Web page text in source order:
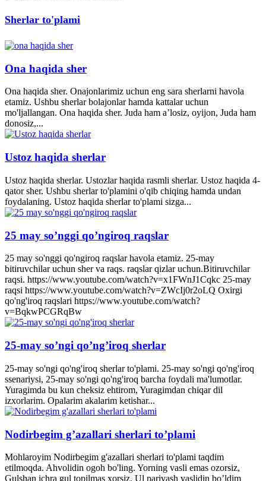
Sherlar to'plami
Ona haqida sher
Ona haqida sher. Onajonlarimiz uchun eng sara sherlarni havola
etamiz. Ushbu sherlar bolajonlar hamda kattalar uchun
mo'ljallangan. Ona haqida sher. Juda ham a’losiz, oyijon, Juda ham
donosiz,...
Ustoz haqida sherlar
Ustoz haqida sherlar. Ustozlar haqida rasmli sherlar. Ustoz haqida 4-
qator sher. Ushbu sherlar to'plamini o'qib chiqing hamda undan
foydalaning. Ustoz haqida sherlar to'plami sizga...
25 may so’nggi qo’ngiroq raqslar
25 may so'nggi qo'ngiroq raqslar havola etamiz. 25-may
bitiruvchilar uchun sher va raqs. raqslar qizlar uchun.Bitiruvchilar
raqsi. https://www.youtube.com/watch?v=x1FWnJ1Cqkc 25-may
raqsi https://www.youtube.com/watch?v=ZWcIj0r2oLQ Oxirgi
qo'ng'iroq raqslari https://www.youtube.com/watch?
v=BqkwPCGRqBw
25-may so’ngi qo’ng’iroq sherlar
25-may so'ngi qo'ng'iroq sherlar to'plami. 25-may so'ngi qo'ng'iroq
ssenariysi, 25-may so'ngi qo'ng'iroq barcha foydali ma'lumotlar.
Yuragimda bu kun cheksiz ehtirom, Yuragimdan chiqar dil
izxorlarim. Opalarim akalarim ketishar...
Nodirbegim g’azallari sherlari to’plami
Mohlaroyim Nodirbegim g'azallari sherlari to'plami taqdim
etilmoqda. Ahvolidin ogoh bo'ling. Yorning vasli emas ozorsiz,
Gulshan ichra gul topilmas xorsiz. Ul parivash vaslidin bo’ldim